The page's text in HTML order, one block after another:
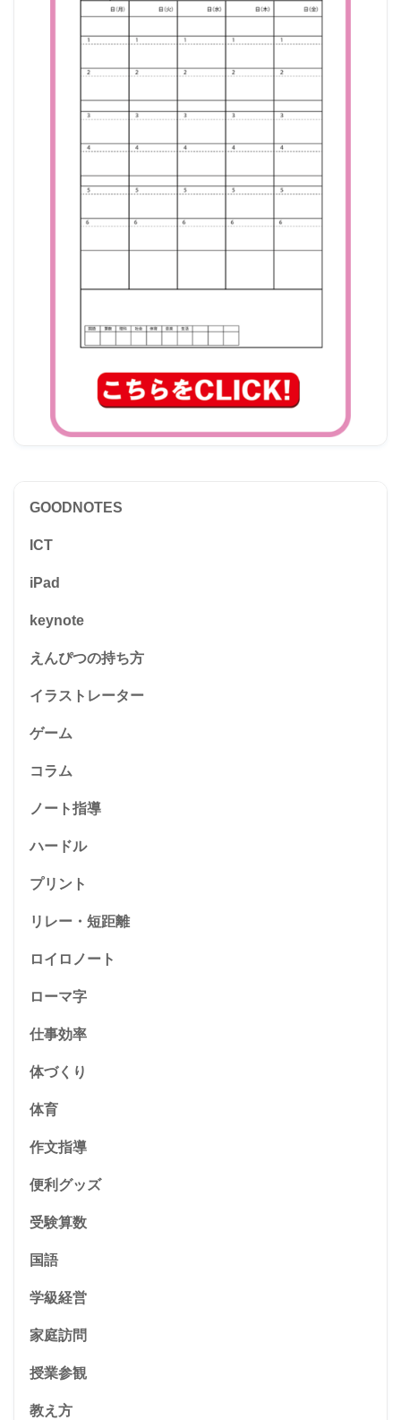
GOODNOTES
ICT
iPad
keynote
えんぴつの持ち方
イラストレーター
ゲーム
コラム
ノート指導
ハードル
プリント
リレー・短距離
ロイロノート
ローマ字
仕事効率
体づくり
体育
作文指導
便利グッズ
受験算数
国語
学級経営
家庭訪問
授業参観
教え方